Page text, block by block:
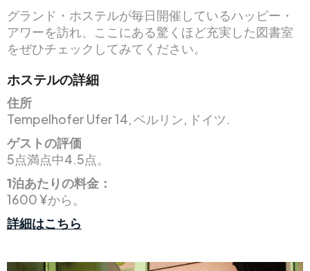
グランド・ホステルが毎日開催しているハッピー・
アワーを訪れ、ここにある驚くほど充実した図書室
をぜひチェックしてみてください。
ホステルの詳細
住所
Tempelhofer Ufer 14, ベルリン, ドイツ.
ゲストの評価
5点満点中4.5点。
1泊あたりの料金：
1600 ¥から。
詳細はこちら